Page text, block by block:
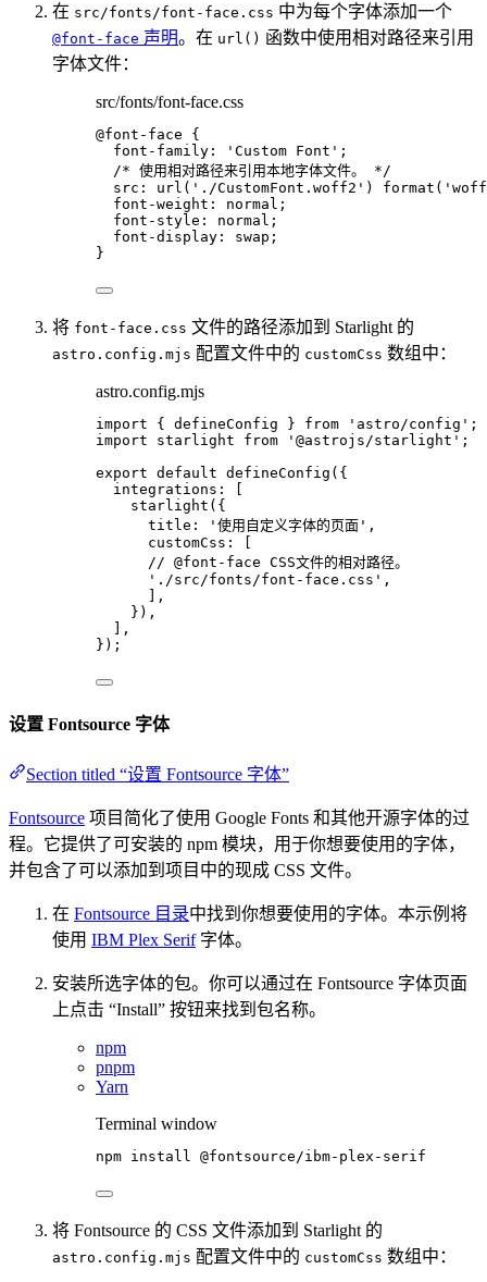
在 src/fonts/font-face.css 中为每个字体添加一个
@font-face 声明。在 url() 函数中使用相对路径来引用
字体文件：
src/fonts/font-face.css
@font-face {
font-family : ' Custom Font ' ;
/* 使用相对路径来引用本地字体文件。 */
src : url ( ' ./CustomFont.woff2 ' ) format ( '
font-weight : normal ;
font-style : normal ;
font-display : swap ;
}
将 font-face.css 文件的路径添加到 Starlight 的
astro.config.mjs 配置文件中的 customCss 数组中：
astro.config.mjs
import { defineConfig } from ' astro/config ' ;
import starlight from ' @astrojs/starlight ' ;
export default defineConfig ({
integrations: [
starlight ({
title:
' 使用自定义字体的页面 ' ,
customCss: [
// @font-face CSS文件的相对路径。
' ./src/fonts/font-face.css ' ,
],
}),
],
});
设置 Fontsource 字体
Section titled “设置 Fontsource 字体”
Fontsource 项目简化了使用 Google Fonts 和其他开源字体的过
程。它提供了可安装的 npm 模块，用于你想要使用的字体，
并包含了可以添加到项目中的现成 CSS 文件。
在 Fontsource 目录中找到你想要使用的字体。本示例将
使用 IBM Plex Serif字体。
安装所选字体的包。你可以通过在 Fontsource 字体页面
上点击 “Install” 按钮来找到包名称。
npm
pnpm
Yarn
Terminal window
npm install @fontsource/ibm-plex-serif
将 Fontsource 的 CSS 文件添加到 Starlight 的
astro.config.mjs 配置文件中的 customCss 数组中：